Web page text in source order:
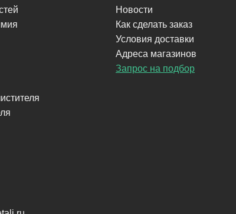
Новости
Как сделать заказ
Условия доставки
Адреса магазинов
Запрос на подбор